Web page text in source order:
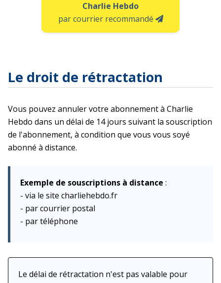
Charlie Hebdo
par courrier recommandé
Le droit de rétractation
Vous pouvez annuler votre abonnement à Charlie
Hebdo dans un délai de 14 jours suivant la souscription
de l'abonnement, à condition que vous vous soyé
abonné à distance.
Exemple de souscriptions à distance :
- via le site charliehebdo.fr
- par courrier postal
- par téléphone
Le délai de rétractation n'est pas valable pour